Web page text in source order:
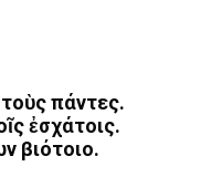
πάντες.
ἐσχάτοις.
βιότοιο.